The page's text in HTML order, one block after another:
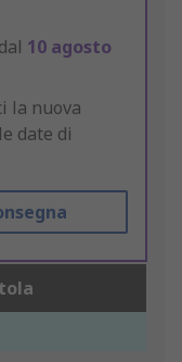
10 agosto
la nuova
date di